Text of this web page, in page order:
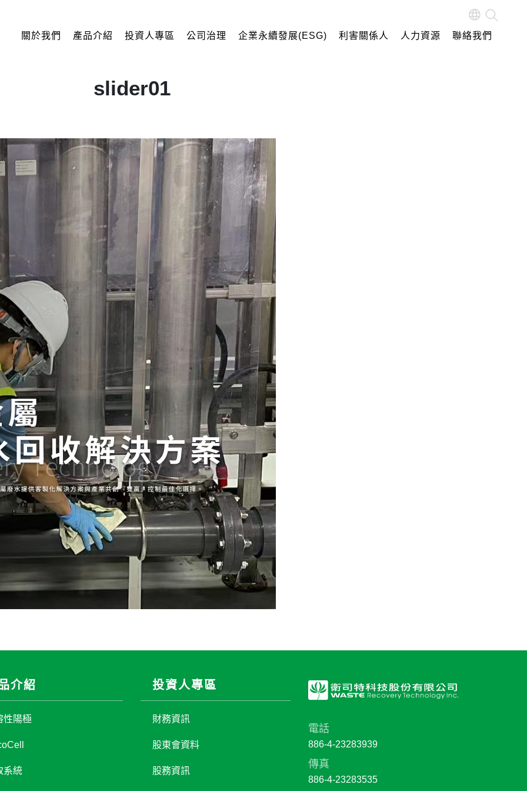
關於我們 產品介紹 投資人專區 公司治理 企業永續發展(ESG) 利害關係人 人力資源 聯絡我們
slider01
介紹
性陽極
系統
投資人專區
財務資訊
股東會資料
股務資訊
電話
886-4-23283939
傳真
886-4-23283535